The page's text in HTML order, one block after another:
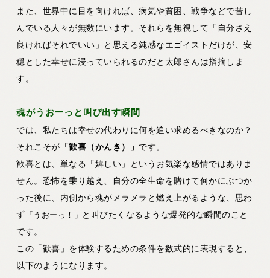
また、世界中に目を向ければ、病気や貧困、戦争などで苦し
んでいる人々が無数にいます。それらを無視して「自分さえ
良ければそれでいい」と思える鈍感なエゴイストだけが、安
穏とした幸せに浸っていられるのだと太郎さんは指摘しま
す。
魂がうおーっと叫び出す瞬間
では、私たちは幸せの代わりに何を追い求めるべきなのか？
それこそが 「歓喜（かんき）」 です。
歓喜とは、単なる「嬉しい」というお気楽な感情ではありま
せん。恐怖を乗り越え、自分の全生命を賭けて何かにぶつか
った後に、内側から魂がメラメラと燃え上がるような、思わ
ず 「うおーっ！」 と叫びたくなるような爆発的な瞬間のこと
です。
この「歓喜」を体験するための条件を数式的に表現すると、
以下のようになります。